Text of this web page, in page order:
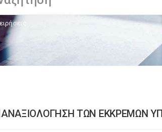
ΤΩΝ ΕΚΚΡΕΜΩΝ